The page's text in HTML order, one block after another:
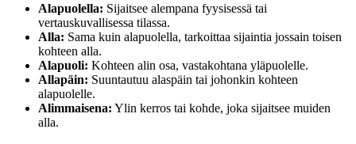
Alapuolella: Sijaitsee alempana fyysisessä tai
vertauskuvallisessa tilassa.
Alla: Sama kuin alapuolella, tarkoittaa sijaintia jossain toisen
kohteen alla.
Alapuoli: Kohteen alin osa, vastakohtana yläpuolelle.
Allapäin: Suuntautuu alaspäin tai johonkin kohteen
alapuolelle.
Alimmaisena: Ylin kerros tai kohde, joka sijaitsee muiden
alla.